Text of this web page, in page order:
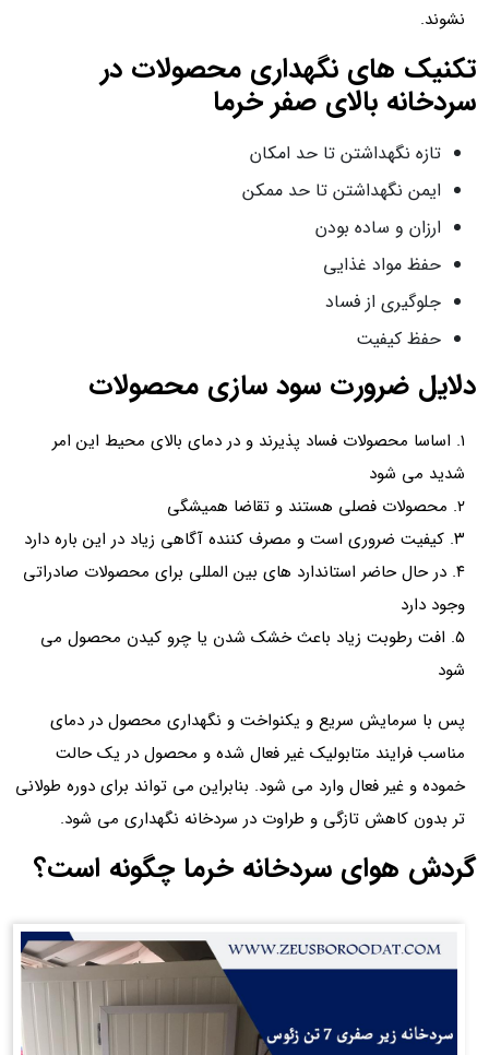
نشوند.
تکنیک های نگهداری محصولات در
سردخانه بالای صفر خرما
تازه نگهداشتن تا حد امکان
ایمن نگهداشتن تا حد ممکن
ارزان و ساده بودن
حفظ مواد غذایی
جلوگیری از فساد
حفظ کیفیت
دلایل ضرورت سود سازی محصولات
۱. اساسا محصولات فساد پذیرند و در دمای بالای محیط این امر
شدید می شود
۲. محصولات فصلی هستند و تقاضا همیشگی
۳. کیفیت ضروری است و مصرف کننده آگاهی زیاد در این باره دارد
۴. در حال حاضر استاندارد های بین المللی برای محصولات صادراتی
وجود دارد
۵. افت رطوبت زیاد باعث خشک شدن یا چرو کیدن محصول می
شود
پس با سرمایش سریع و یکنواخت و نگهداری محصول در دمای
مناسب فرایند متابولیک غیر فعال شده و محصول در یک حالت
خموده و غیر فعال وارد می شود. بنابراین می تواند برای دوره طولانی
تر بدون کاهش تازگی و طراوت در سردخانه نگهداری می شود.
گردش هوای سردخانه خرما چگونه است؟